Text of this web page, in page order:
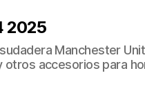
2025
Manchester
otros accesorios para